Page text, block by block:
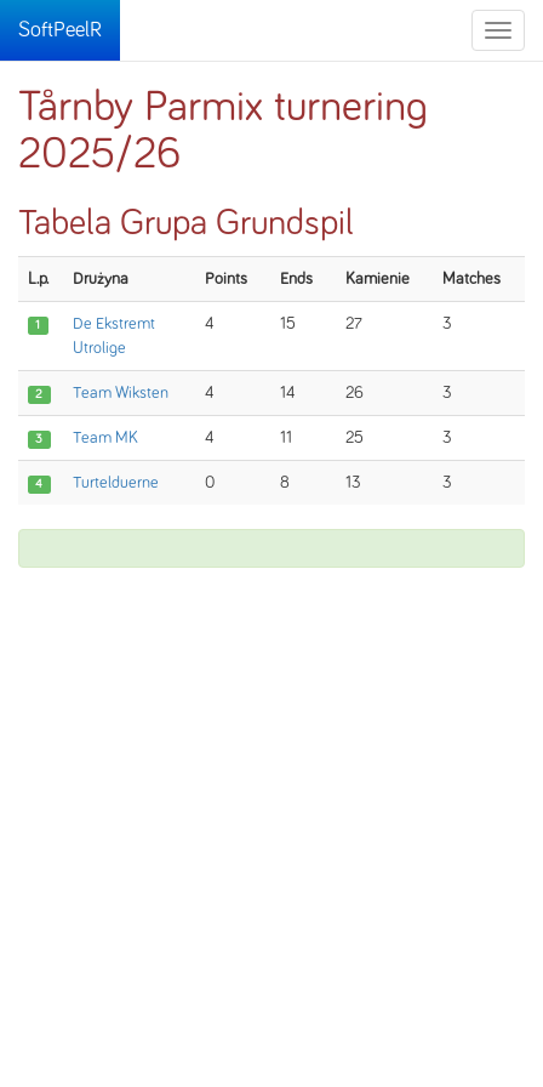
Toggle
SoftPeelR
Tårnby Parmix turnering
2025/26
Tabela Grupa Grundspil
L.p. Drużyna Points Ends Kamienie Matches
1
De Ekstremt
Utrolige
4 15 27 3
2 Team Wiksten 4 14 26 3
3 Team MK 4 11 25 3
4 Turtelduerne 0 8 13 3